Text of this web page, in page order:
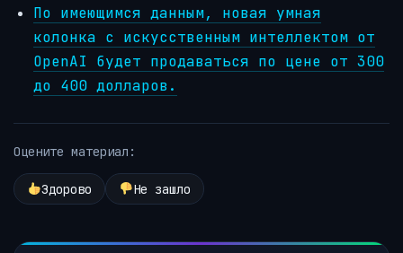
По имеющимся данным, новая умная
колонка с искусственным интеллектом от
OpenAI будет продаваться по цене от 300
до 400 долларов.
Оцените материал:
Здорово Не зашло